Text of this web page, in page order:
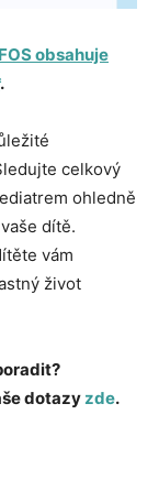
obsahuje
.
celkový
ohledně
dítě.
vám
život
dotazy zde.